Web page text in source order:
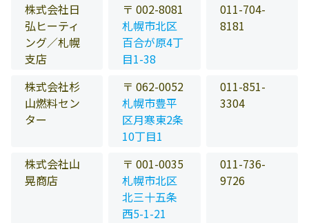
株式会社日
弘ヒーティ
ング／札幌
支店
〒 002-8081
札幌市北区
百合が原4丁
目1-38
011-704-
8181
株式会社杉
山燃料セン
ター
〒 062-0052
札幌市豊平
区月寒東2条
10丁目1
011-851-
3304
株式会社山
晃商店
〒 001-0035
札幌市北区
北三十五条
西5-1-21
011-736-
9726